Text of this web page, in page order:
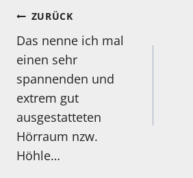
Beitragsnavigation
ZURÜCK
Das nenne ich mal
einen sehr
spannenden und
extrem gut
ausgestatteten
Hörraum nzw.
Höhle…